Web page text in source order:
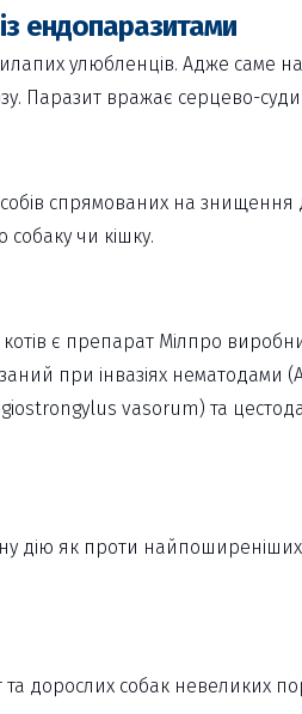
ендопаразитами
улюбленців. Адже саме
Паразит вражає серцево-
спрямованих на
чи кішку.
є препарат Мілпро
при інвазіях
vasorum) та
дію як проти найпоширеніших
дорослих собак невеликих